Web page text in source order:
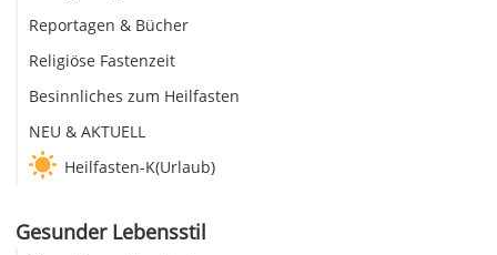
Reportagen & Bücher
Religiöse Fastenzeit
Besinnliches zum Heilfasten
NEU & AKTUELL
Heilfasten-K(Urlaub)
Gesunder Lebensstil